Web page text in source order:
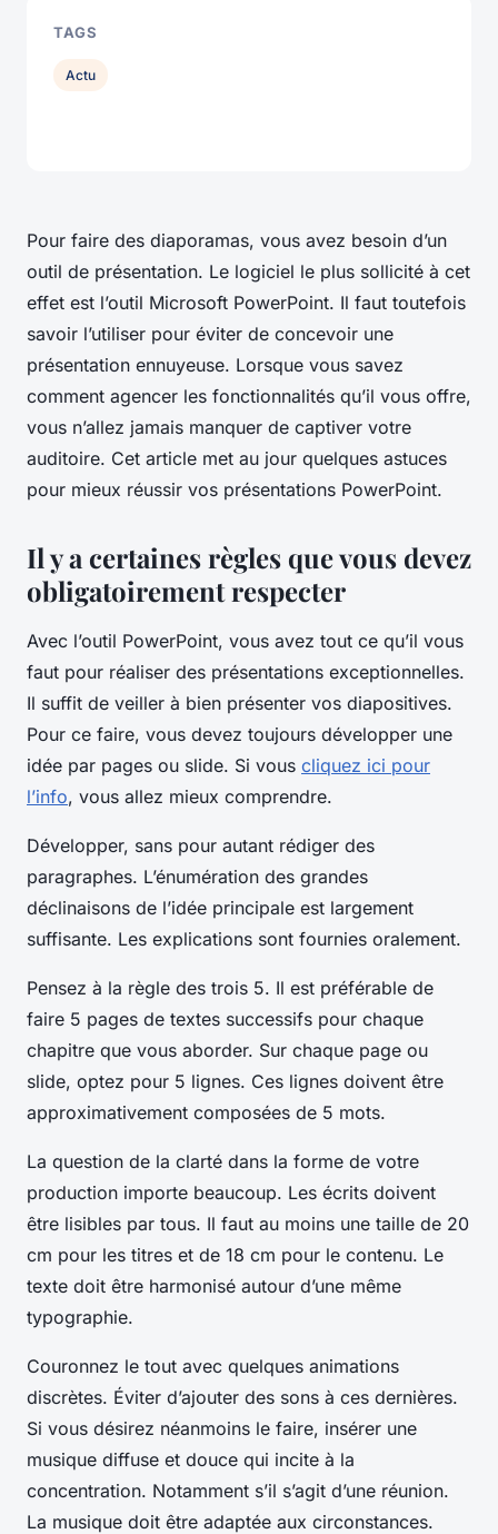
Pour faire des diaporamas, vous avez besoin d’un
outil de présentation. Le logiciel le plus sollicité à cet
effet est l’outil Microsoft PowerPoint. Il faut toutefois
savoir l’utiliser pour éviter de concevoir une
présentation ennuyeuse. Lorsque vous savez
comment agencer les fonctionnalités qu’il vous offre,
vous n’allez jamais manquer de captiver votre
auditoire. Cet article met au jour quelques astuces
pour mieux réussir vos présentations PowerPoint.
Il y a certaines règles que vous devez
obligatoirement respecter
Avec l’outil PowerPoint, vous avez tout ce qu’il vous
faut pour réaliser des présentations exceptionnelles.
Il suffit de veiller à bien présenter vos diapositives.
Pour ce faire, vous devez toujours développer une
idée par pages ou slide. Si vous cliquez ici pour
l’info, vous allez mieux comprendre.
Développer, sans pour autant rédiger des
paragraphes. L’énumération des grandes
déclinaisons de l’idée principale est largement
suffisante. Les explications sont fournies oralement.
Pensez à la règle des trois 5. Il est préférable de
faire 5 pages de textes successifs pour chaque
chapitre que vous aborder. Sur chaque page ou
slide, optez pour 5 lignes. Ces lignes doivent être
approximativement composées de 5 mots.
La question de la clarté dans la forme de votre
production importe beaucoup. Les écrits doivent
être lisibles par tous. Il faut au moins une taille de 20
cm pour les titres et de 18 cm pour le contenu. Le
texte doit être harmonisé autour d’une même
typographie.
Couronnez le tout avec quelques animations
discrètes. Éviter d’ajouter des sons à ces dernières.
Si vous désirez néanmoins le faire, insérer une
musique diffuse et douce qui incite à la
concentration. Notamment s’il s’agit d’une réunion.
La musique doit être adaptée aux circonstances.
TAGS
Actu